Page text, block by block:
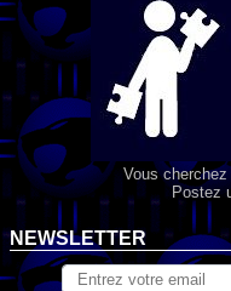
Vous
Postez
NEWSLETTER